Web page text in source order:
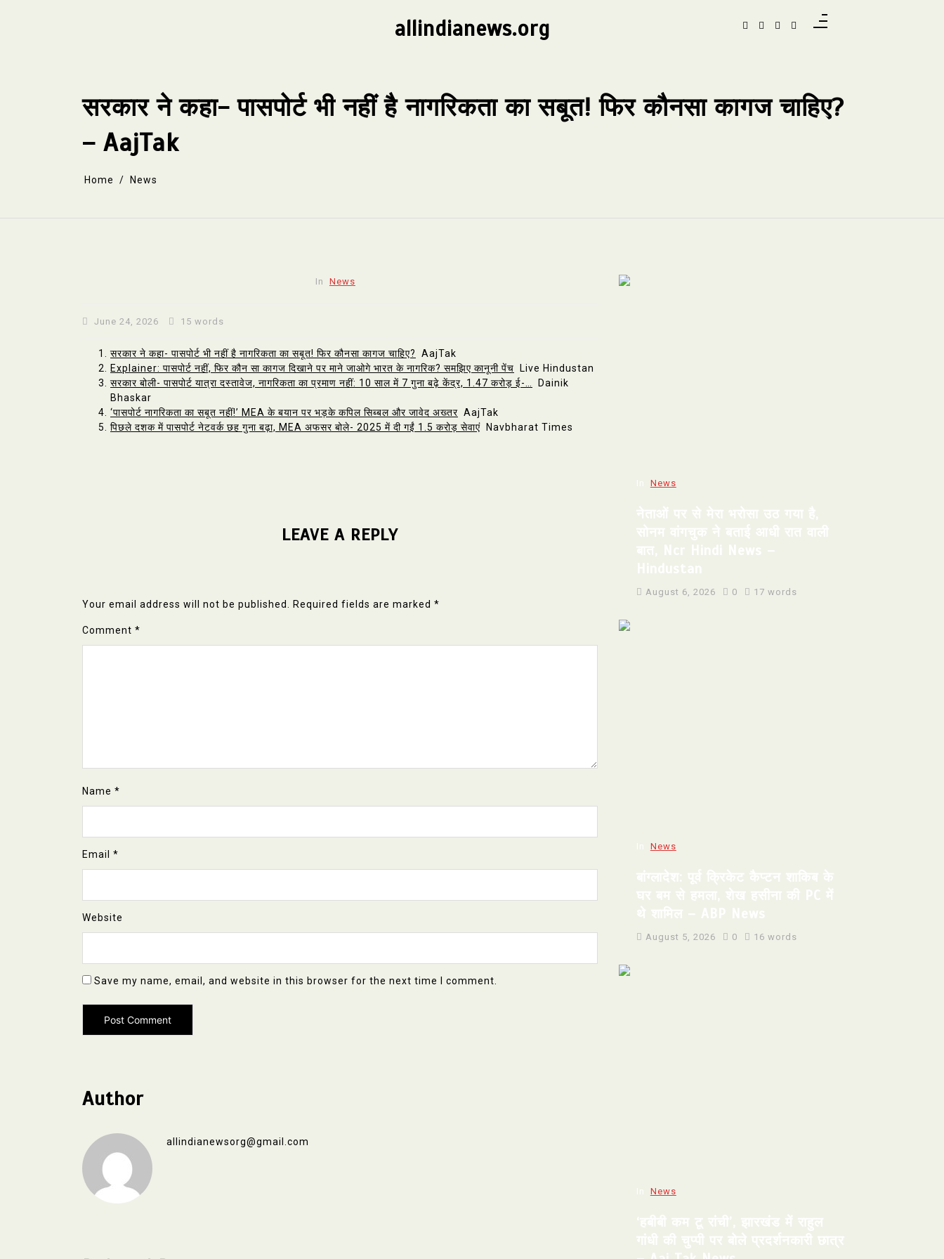
allindianews.org
सरकार ने कहा- पासपोर्ट भी नहीं है नागरिकता का सबूत! फिर कौनसा कागज चाहिए?
– AajTak
Home News
In News
June 24, 2026 15 words
सरकार ने कहा- पासपोर्ट भी नहीं है नागरिकता का सबूत! फिर कौनसा कागज चाहिए?
AajTak
Explainer: पासपोर्ट नहीं, फिर कौन सा कागज दिखाने पर माने जाओगे भारत के नागरिक? समझिए कानूनी पेंच Live Hindustan
सरकार बोली- पासपोर्ट यात्रा दस्तावेज, नागरिकता का प्रमाण नहीं: 10 साल में 7 गुना बढ़े केंद्र, 1.47 करोड़ ई-…
Dainik
Bhaskar
‘पासपोर्ट नागरिकता का सबूत नहीं!’ MEA के बयान पर भड़के कपिल सिब्बल और जावेद अख्तर AajTak
पिछले दशक में पासपोर्ट नेटवर्क छह गुना बढ़ा, MEA अफसर बोले- 2025 में दी गईं 1.5 करोड़ सेवाएं Navbharat Times
LEAVE A REPLY
Your email address will not be published. Required fields are marked *
Comment *
Name *
Email *
Website
Save my name, email, and website in this browser for the next time I comment.
Author
allindianewsorg@gmail.com
News
August 6, 2026 0 17 words
News
August 5, 2026 0 16 words
News